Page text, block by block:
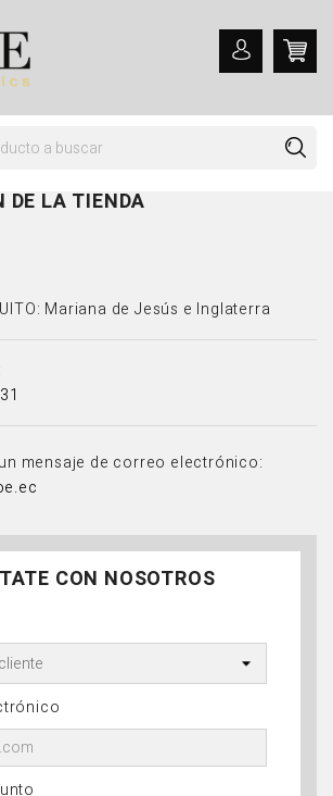
DE LA TIENDA
Mariana de Jesús e Inglaterra
mensaje de correo electrónico:
CON NOSOTROS